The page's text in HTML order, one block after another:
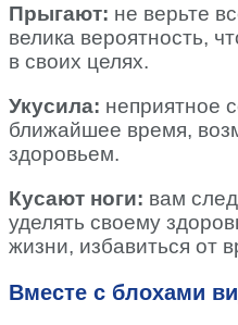
Прыгают: не верьте
велика вероятность,
в своих целях.
Укусила: неприятное
ближайшее время,
здоровьем.
Кусают ноги: вам
уделять своему
жизни, избавиться от
Вместе с блохами